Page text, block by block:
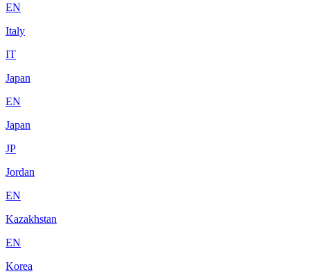
EN
Italy
IT
Japan
EN
Japan
JP
Jordan
EN
Kazakhstan
EN
Korea